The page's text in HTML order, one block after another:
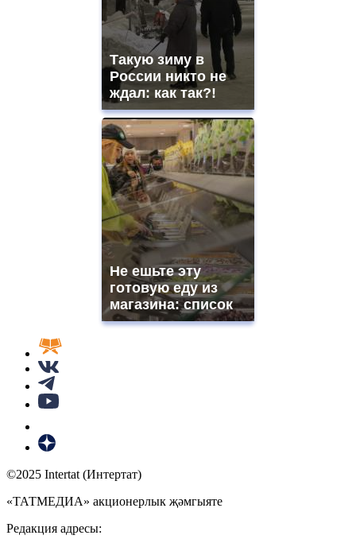
Такую зиму в
России никто не
ждал: как так?!
Не ешьте эту
готовую еду из
магазина: список
©2025 Intertat (Интертат)
«ТАТМЕДИА» акционерлык җәмгыяте
Редакция адресы: